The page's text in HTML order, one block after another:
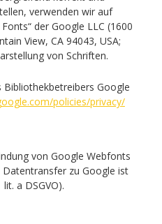
verwenden wir auf
der Google LLC (1600
View, CA 94043, USA;
von Schriften.
Google
policies/privacy/
von Google Webfonts
zu Google ist
a DSGVO).